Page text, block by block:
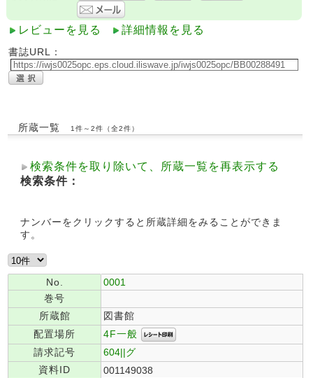
レビューを見る 詳細情報を見る
書誌URL：
所蔵一覧 1件～2件（全2件）
検索条件を取り除いて、所蔵一覧を再表示する
検索条件：
ナンバーをクリックすると所蔵詳細をみることができま
す。
No.
0001
巻号
所蔵館
図書館
配置場所
4F一般
請求記号
604||グ
資料ID
001149038